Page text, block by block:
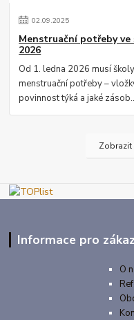
02.09.2025
Menstruační potřeby
2026
Od 1. ledna 2026 musí
menstruační potřeby –
povinnost týká a jaké
Zobrazit
Informace pro
O